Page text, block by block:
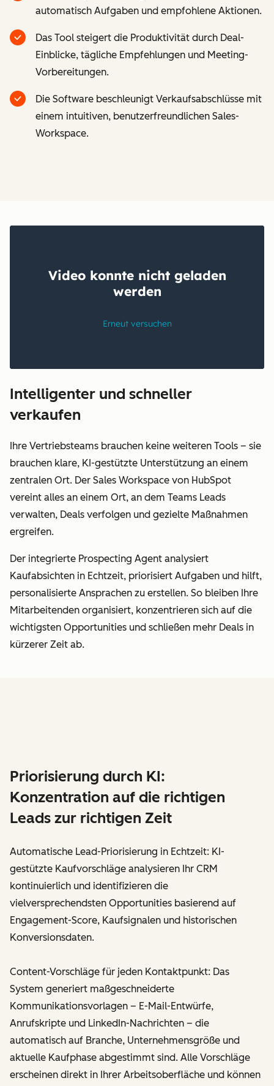
automatisch Aufgaben und empfohlene Aktionen.
Das Tool steigert die Produktivität durch Deal-
Einblicke, tägliche Empfehlungen und Meeting-
Vorbereitungen.
Die Software beschleunigt Verkaufsabschlüsse mit
einem intuitiven, benutzerfreundlichen Sales-
Workspace.
Intelligenter und schneller
verkaufen
Ihre Vertriebsteams brauchen keine weiteren Tools – sie
brauchen klare, KI-gestützte Unterstützung an einem
zentralen Ort. Der Sales Workspace von HubSpot
vereint alles an einem Ort, an dem Teams Leads
verwalten, Deals verfolgen und gezielte Maßnahmen
ergreifen.
Der integrierte Prospecting Agent analysiert
Kaufabsichten in Echtzeit, priorisiert Aufgaben und hilft,
personalisierte Ansprachen zu erstellen. So bleiben Ihre
Mitarbeitenden organisiert, konzentrieren sich auf die
wichtigsten Opportunities und schließen mehr Deals in
kürzerer Zeit ab.
Priorisierung durch KI:
Konzentration auf die richtigen
Leads zur richtigen Zeit
Automatische Lead-Priorisierung in Echtzeit: KI-
gestützte Kaufvorschläge analysieren Ihr CRM
kontinuierlich und identifizieren die
vielversprechendsten Opportunities basierend auf
Engagement-Score, Kaufsignalen und historischen
Konversionsdaten.
Content-Vorschläge für jeden Kontaktpunkt: Das
System generiert maßgeschneiderte
Kommunikationsvorlagen – E-Mail-Entwürfe,
Anrufskripte und LinkedIn-Nachrichten – die
automatisch auf Branche, Unternehmensgröße und
aktuelle Kaufphase abgestimmt sind. Alle Vorschläge
erscheinen direkt in Ihrer Arbeitsoberfläche und können